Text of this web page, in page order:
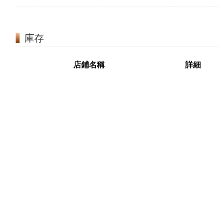
庫存
店鋪名稱 詳細